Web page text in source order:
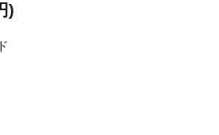
)